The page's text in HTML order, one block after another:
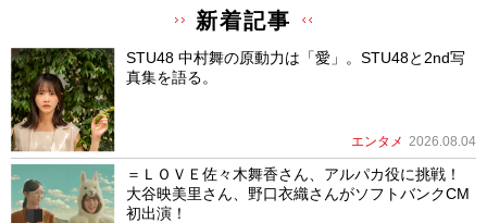
新着記事
STU48 中村舞の原動力は「愛」。STU48と2nd写
真集を語る。
エンタメ 2026.08.04
＝ＬＯＶＥ佐々木舞香さん、アルパカ役に挑戦！
大谷映美里さん、野口衣織さんがソフトバンクCM
初出演！